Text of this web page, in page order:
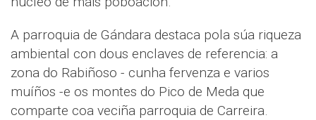
A parroquia de Gándara destaca pola súa riqueza
ambiental con dous enclaves de referencia: a
zona do Rabiñoso - cunha fervenza e varios
muíños -e os montes do Pico de Meda que
comparte coa veciña parroquia de Carreira.